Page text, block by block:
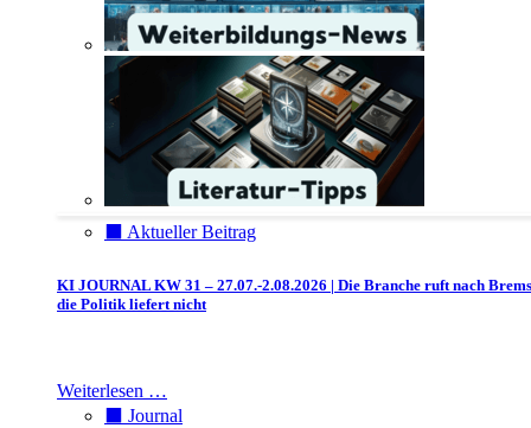
⬛️ Aktueller Beitrag
KI JOURNAL KW 31 – 27.07.-2.08.2026 | Die Branche ruft nach
die Politik liefert nicht
Weiterlesen …
⬛️ Journal